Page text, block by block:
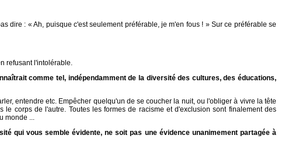
dire : « Ah, puisque c'est seulement préférable, je m'en fous ! » Sur ce préférable se
refusant l'intolérable.
comme tel, indépendamment de la diversité des cultures, des éducations,
entendre etc. Empêcher quelqu'un de se coucher la nuit, ou l'obliger à vivre la tête
corps de l'autre. Toutes les formes de racisme et d'exclusion sont finalement des
monde ...
qui vous semble évidente, ne soit pas une évidence unanimement partagée à